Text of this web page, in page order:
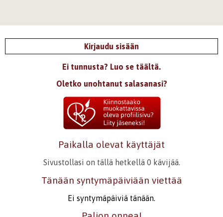
Kirjaudu sisään
Ei tunnusta? Luo se täältä.
Oletko unohtanut salasanasi?
Paikalla olevat käyttäjät
Sivustollasi on tällä hetkellä 0 kävijää.
Tänään syntymäpäiviään viettää
Ei syntymäpäiviä tänään.